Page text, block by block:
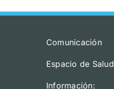
Comunicación
Espacio de Salud
Información: